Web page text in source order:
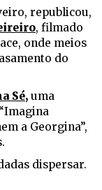
republicou,
, filmado
onde meios
do
Sé, uma
a Georgina”,
dispersar.